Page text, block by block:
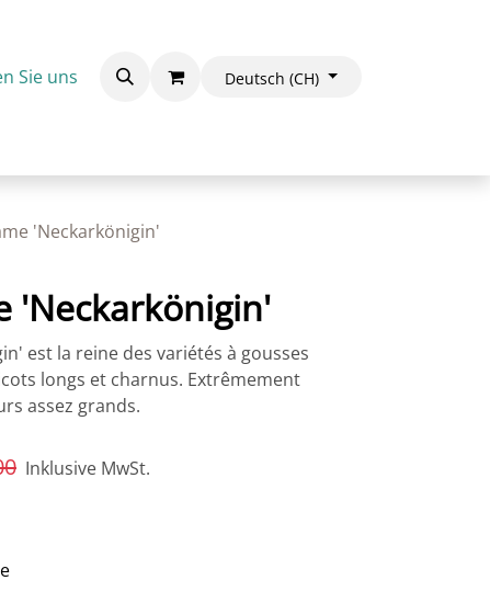
Sie uns Deutsch (CH)
'Neckarkönigin'
'Neckarkönigin'
est la reine des variétés à gousses
longs et charnus. Extrêmement
assez grands.
Inklusive MwSt.